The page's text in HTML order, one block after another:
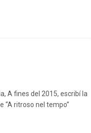
A fines del 2015, escribí la
“A ritroso nel tempo”